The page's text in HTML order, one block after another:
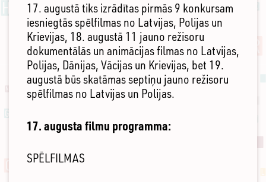
17. augustā tiks izrādītas pirmās 9 konkursam
iesniegtās spēlfilmas no Latvijas, Polijas un
Krievijas, 18. augustā 11 jauno režisoru
dokumentālās un animācijas filmas no Latvijas,
Polijas, Dānijas, Vācijas un Krievijas, bet 19.
augustā būs skatāmas septiņu jauno režisoru
spēlfilmas no Latvijas un Polijas.
17. augusta filmu programma:
SPĒLFILMAS